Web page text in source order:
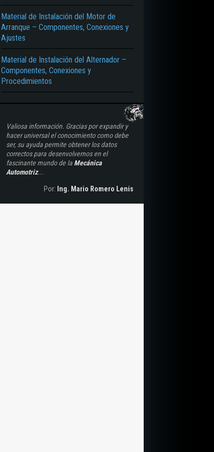
Material de Instalación del Motor de
Arranque – Componentes, Conexiones y
Ajustes
Material de Instalación del Alternador –
Componentes, Conexiones y
Procedimientos
Valiosa información. Gracias por expandir y
hacer universal el conocimiento como debe
ser, su ayuda permite obtener los datos
correctos para desenvolvernos en el
fascinante mundo de la Mecánica
Automotriz...
Por: Ing. Mario Romero Lenis